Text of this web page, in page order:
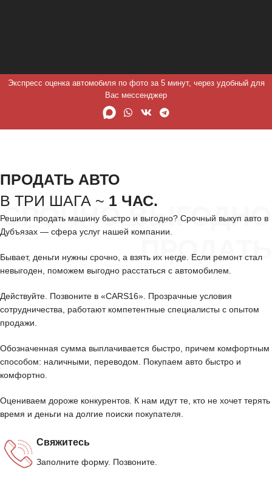
Экспресс оценка автомобиля по фото за 5 минут, через удобный для
Вас мессенджер
СРОЧНО ВЫГОДНО
ПРОДАТЬ
ПРОДАТЬ АВТО
В ТРИ ШАГА ~ 1 ЧАС.
Решили продать машину быстро и выгодно? Срочный выкуп авто в
Дубъязах — сфера услуг нашей компании.
Бывает, деньги нужны срочно, а взять их негде. Если ремонт стал
невыгоден, поможем выгодно расстаться с автомобилем.
Действуйте. Позвоните в «CARS16». Прозрачные условия
сотрудничества, работают компетентные специалисты с опытом
продажи.
Обозначенная сумма выплачивается быстро, причем комфортным
способом: наличными, переводом. Покупаем авто быстро и
комфортно.
Оцениваем дороже конкурентов. К нам идут те, кто не хочет терять
время и деньги на долгие поиски покупателя.
Свяжитесь
Заполните форму. Позвоните.